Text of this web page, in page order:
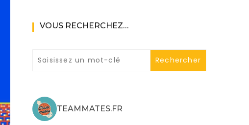
XBox One
XBox Series X|S
VOUS RECHERCHEZ…
TEAMMATES.FR